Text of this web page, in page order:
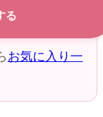
る
お気に入り一